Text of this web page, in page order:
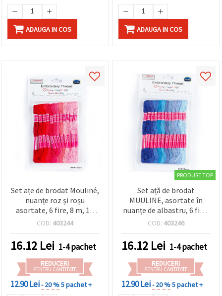
ADAUGA IN COS ADAUGA IN COS
Set ațe de brodat Mouliné,
nuanțe roz și roșu
asortate, 6 fire, 8 m, 12
buc.
COD: 403244
16.12 Lei 1-4 pachet
REDUCERI
PENTRU CANTITATE
12.90 Lei- 20 %5 pachet +
PRODUSE TOP
Set ață de brodat
MUULINE, asortate în
nuanțe de albastru, 6 fire,
8 m fiecare – 12 bucăți
COD: 403246
16.12 Lei 1-4 pachet
REDUCERI
PENTRU CANTITATE
12.90 Lei- 20 %5 pachet +